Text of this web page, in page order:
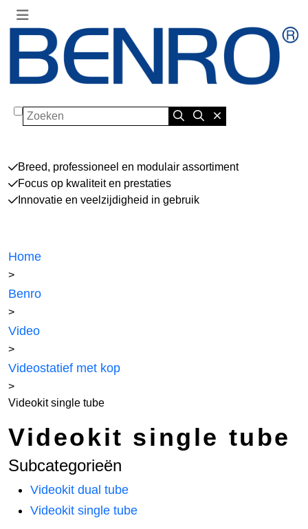
Zoeken
Breed, professioneel en modulair assortiment
Focus op kwaliteit en prestaties
Innovatie en veelzijdigheid in gebruik
Home
>
Benro
>
Video
>
Videostatief met kop
>
Videokit single tube
Videokit single tube
Subcategorieën
Videokit dual tube
Videokit single tube